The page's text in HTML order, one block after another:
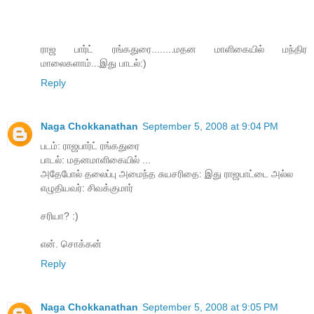
ராஜ பார்ட் ரங்கதுரை........மதன மாளிகையில் மந்திர
மாலைகளாம்...இது பாடல்:)
Reply
Naga Chokkanathan September 5, 2008 at 9:04 PM
படம்: ராஜபார்ட் ரங்கதுரை
பாடல்: மதனமாளிகையில் ...
அதேபோல் தலைப்பு அமைந்த சுயசரிதை: இது ராஜபாட்டை அல்ல
எழுதியவர்: சிவக்குமார்
சரியா? :)
என். சொக்கன்
Reply
Naga Chokkanathan September 5, 2008 at 9:05 PM